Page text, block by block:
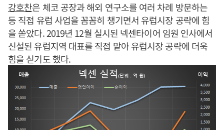
강호찬은 체코 공장과 해외 연구소를 여러 차례 방문하는
등 직접 유럽 사업을 꼼꼼히 챙기면서 유럽시장 공략에 힘
을 쏟았다. 2019년 12월 실시된 넥센타이어 임원 인사에서
신설된 유럽지역 대표를 직접 맡아 유럽시장 공략에 더욱
힘을 싣기도 했다.